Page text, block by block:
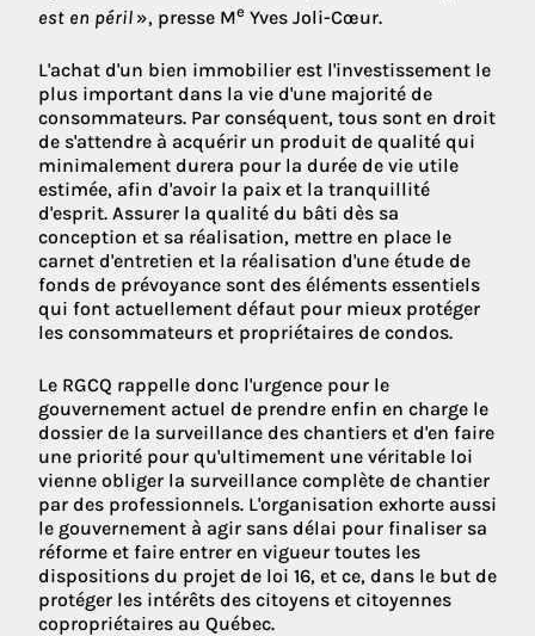
est en péril », presse Me Yves Joli-Cœur.
L'achat d'un bien immobilier est l'investissement le
plus important dans la vie d'une majorité de
consommateurs. Par conséquent, tous sont en droit
de s'attendre à acquérir un produit de qualité qui
minimalement durera pour la durée de vie utile
estimée, afin d'avoir la paix et la tranquillité
d'esprit. Assurer la qualité du bâti dès sa
conception et sa réalisation, mettre en place le
carnet d'entretien et la réalisation d'une étude de
fonds de prévoyance sont des éléments essentiels
qui font actuellement défaut pour mieux protéger
les consommateurs et propriétaires de condos.
Le RGCQ rappelle donc l'urgence pour le
gouvernement actuel de prendre enfin en charge le
dossier de la surveillance des chantiers et d'en faire
une priorité pour qu'ultimement une véritable loi
vienne obliger la surveillance complète de chantier
par des professionnels. L'organisation exhorte aussi
le gouvernement à agir sans délai pour finaliser sa
réforme et faire entrer en vigueur toutes les
dispositions du projet de loi 16, et ce, dans le but de
protéger les intérêts des citoyens et citoyennes
copropriétaires au Québec.